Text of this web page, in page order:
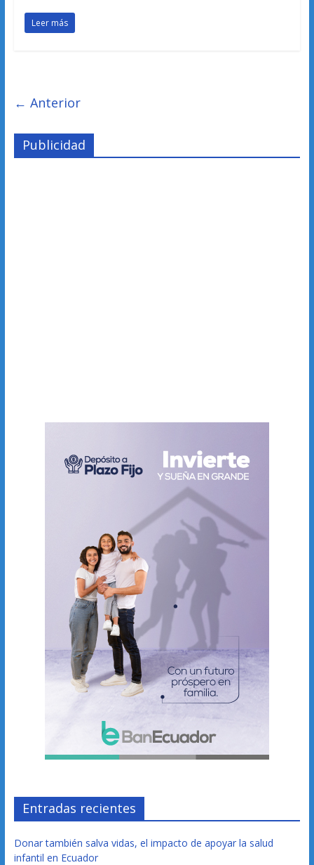
Leer más
← Anterior
Publicidad
Entradas recientes
Donar también salva vidas, el impacto de apoyar la salud
infantil en Ecuador